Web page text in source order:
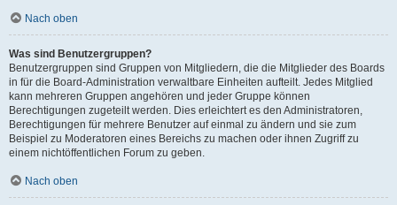
Nach oben
Was sind Benutzergruppen?
Benutzergruppen sind Gruppen von Mitgliedern, die die Mitglieder des Boards
in für die Board-Administration verwaltbare Einheiten aufteilt. Jedes Mitglied
kann mehreren Gruppen angehören und jeder Gruppe können
Berechtigungen zugeteilt werden. Dies erleichtert es den Administratoren,
Berechtigungen für mehrere Benutzer auf einmal zu ändern und sie zum
Beispiel zu Moderatoren eines Bereichs zu machen oder ihnen Zugriff zu
einem nichtöffentlichen Forum zu geben.
Nach oben